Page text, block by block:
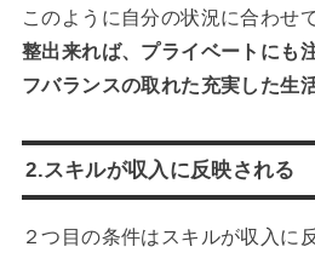
このように自分の状況に合わせ
整出来れば、プライベートにも
フバランスの取れた充実した生
2.スキルが収入に反映される
２つ目の条件はスキルが収入に